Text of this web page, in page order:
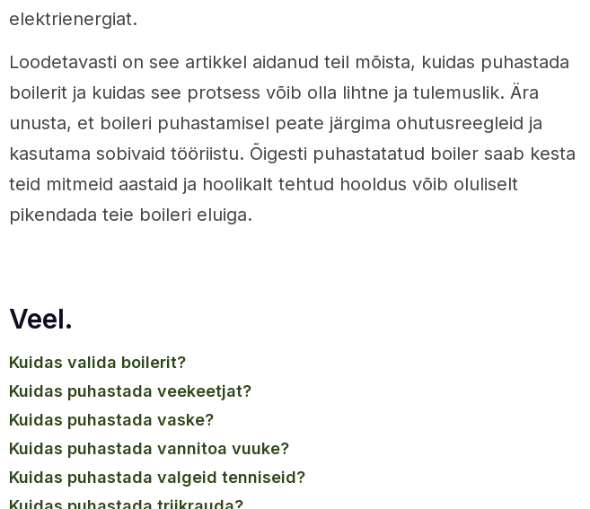
elektrienergiat.
Loodetavasti on see artikkel aidanud teil mõista, kuidas puhastada
boilerit ja kuidas see protsess võib olla lihtne ja tulemuslik. Ära
unusta, et boileri puhastamisel peate järgima ohutusreegleid ja
kasutama sobivaid tööriistu. Õigesti puhastatatud boiler saab kesta
teid mitmeid aastaid ja hoolikalt tehtud hooldus võib oluliselt
pikendada teie boileri eluiga.
Veel.
kuidas valida boilerit?
kuidas puhastada veekeetjat?
kuidas puhastada vaske?
kuidas puhastada vannitoa vuuke?
kuidas puhastada valgeid tenniseid?